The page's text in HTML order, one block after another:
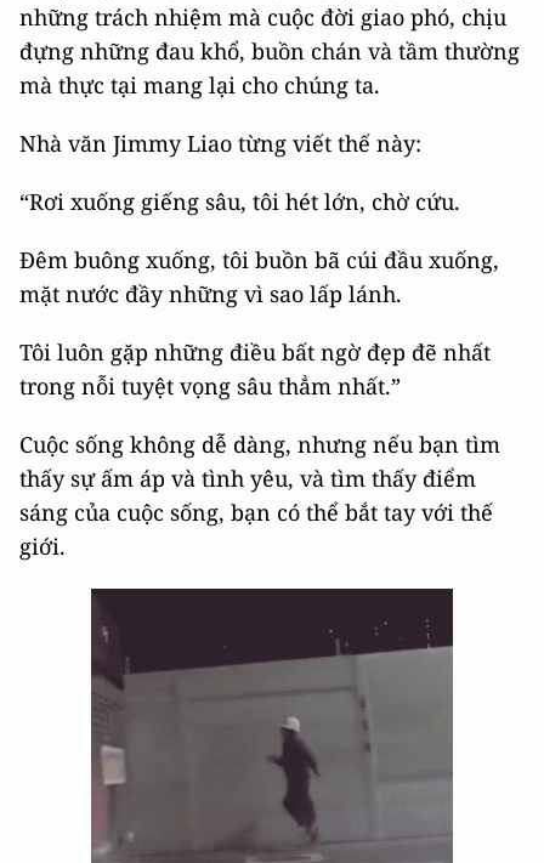
những trách nhiệm mà cuộc đời giao phó, chịu
đựng những đau khổ, buồn chán và tầm thường
mà thực tại mang lại cho chúng ta.
Nhà văn Jimmy Liao từng viết thế này:
“Rơi xuống giếng sâu, tôi hét lớn, chờ cứu.
Đêm buông xuống, tôi buồn bã cúi đầu xuống,
mặt nước đầy những vì sao lấp lánh.
Tôi luôn gặp những điều bất ngờ đẹp đẽ nhất
trong nỗi tuyệt vọng sâu thẳm nhất.”
Cuộc sống không dễ dàng, nhưng nếu bạn tìm
thấy sự ấm áp và tình yêu, và tìm thấy điểm
sáng của cuộc sống, bạn có thể bắt tay với thế
giới.